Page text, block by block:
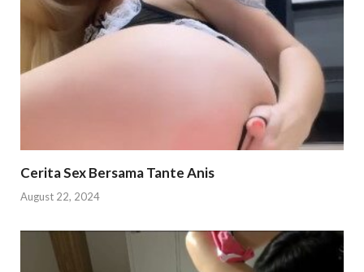
Cerita Sex Bersama Tante Anis
August 22, 2024